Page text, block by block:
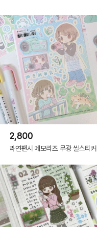
2,800
라연팬시 메모리즈 무광 씰스티커